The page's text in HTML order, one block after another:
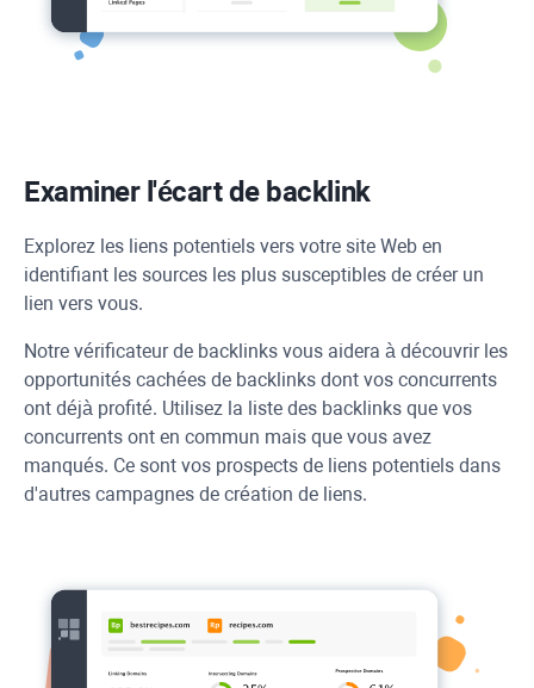
Examiner l'écart de backlink
Explorez les liens potentiels vers votre site Web en
identifiant les sources les plus susceptibles de créer un
lien vers vous.
Notre vérificateur de backlinks vous aidera à découvrir les
opportunités cachées de backlinks dont vos concurrents
ont déjà profité. Utilisez la liste des backlinks que vos
concurrents ont en commun mais que vous avez
manqués. Ce sont vos prospects de liens potentiels dans
d'autres campagnes de création de liens.